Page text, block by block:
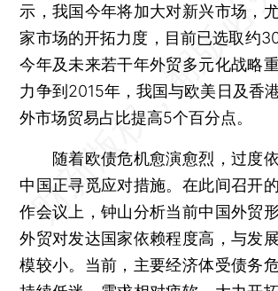
示，我国今年将加大对新兴市场，
家市场的开拓力度，目前已选取约
今年及未来若干年外贸多元化战略
力争到2015年，我国与欧美日及香
外市场贸易占比提高5个百分点。
随着欧债危机愈演愈烈，过度依
中国正寻觅应对措施。在此间召开
作会议上，钟山分析当前中国外贸
外贸对发达国家依赖程度高，与发
模较小。当前，主要经济体受债务